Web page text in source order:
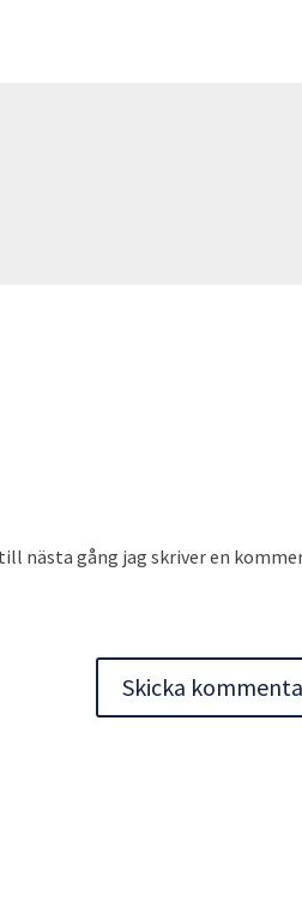
nästa gång jag skriver en